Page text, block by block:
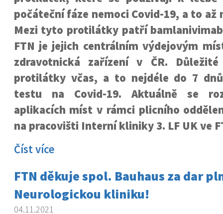
počáteční fáze nemoci Covid-19, a to až
Mezi tyto protilátky patří
FTN je jejich centrálním výdejovým
zdravotnická zařízení v ČR.
protilátky včas, a to nejdéle do 7
testu na Covid-19. Aktuálně se
aplikacích míst v rámci plicního
na pracovišti Interní kliniky 3. LF UK ve
Číst více
FTN děkuje spol. Bauhaus za dar
Neurologickou kliniku!
04.11.2021